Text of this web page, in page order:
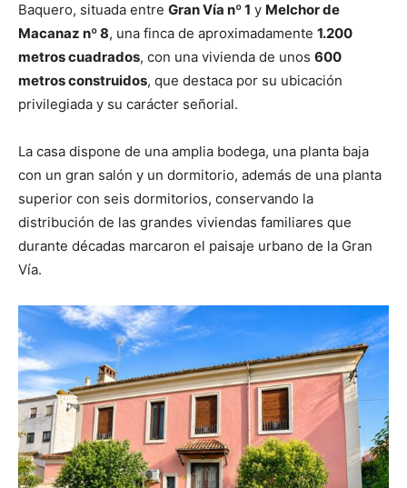
Baquero, situada entre Gran Vía nº 1 y Melchor de
Macanaz nº 8, una finca de aproximadamente 1.200
metros cuadrados, con una vivienda de unos 600
metros construidos, que destaca por su ubicación
privilegiada y su carácter señorial.
La casa dispone de una amplia bodega, una planta baja
con un gran salón y un dormitorio, además de una planta
superior con seis dormitorios, conservando la
distribución de las grandes viviendas familiares que
durante décadas marcaron el paisaje urbano de la Gran
Vía.